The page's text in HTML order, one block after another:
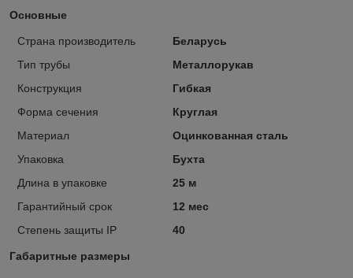
Основные
Страна производитель
Беларусь
Тип трубы
Металлорукав
Конструкция
Гибкая
Форма сечения
Круглая
Материал
Оцинкованная сталь
Упаковка
Бухта
Длина в упаковке
25 м
Гарантийный срок
12 мес
Степень защиты IP
40
Габаритные размеры